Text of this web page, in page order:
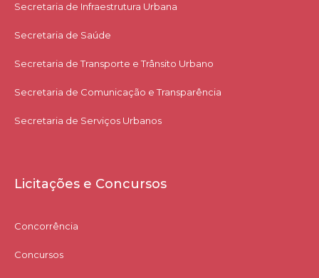
Secretaria de Infraestrutura Urbana
Secretaria de Saúde
Secretaria de Transporte e Trânsito Urbano
Secretaria de Comunicação e Transparência
Secretaria de Serviços Urbanos
Licitações e Concursos
Concorrência
Concursos